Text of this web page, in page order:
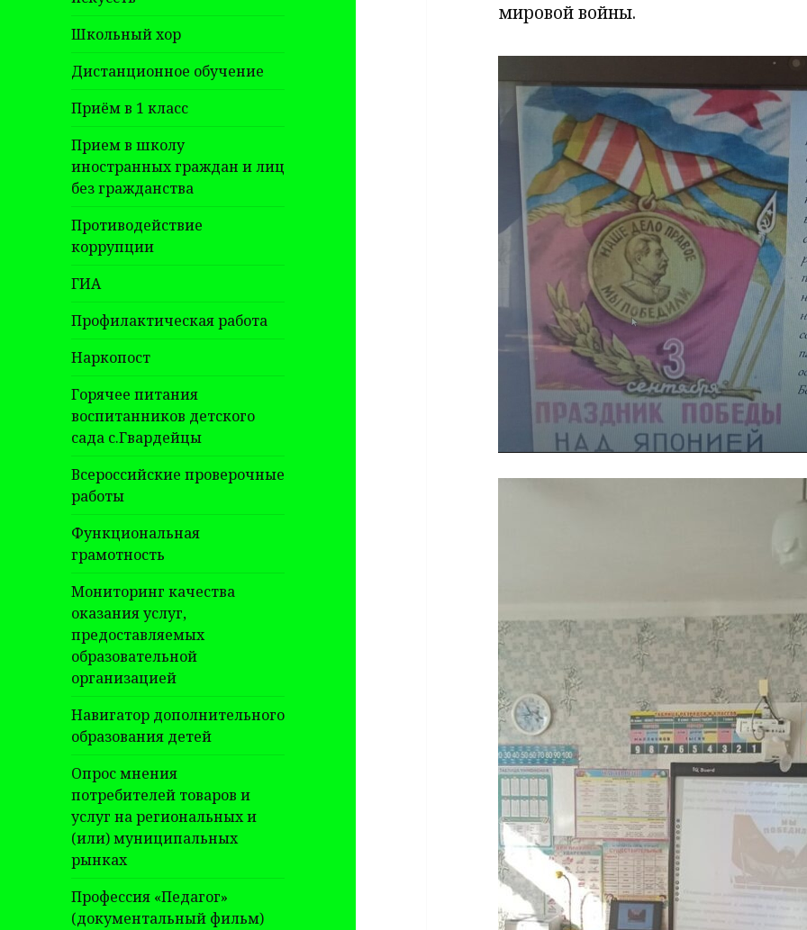
Школьный хор
Дистанционное обучение
Приём в 1 класс
Прием в школу
иностранных граждан и лиц
без гражданства
Противодействие
коррупции
ГИА
Профилактическая работа
Наркопост
Горячее питания
воспитанников детского
сада с.Гвардейцы
Всероссийские проверочные
работы
Функциональная
грамотность
Мониторинг качества
оказания услуг,
предоставляемых
образовательной
организацией
Навигатор дополнительного
образования детей
Опрос мнения
потребителей товаров и
услуг на региональных и
(или) муниципальных
рынках
Профессия «Педагог»
(документальный фильм)
мировой войны.